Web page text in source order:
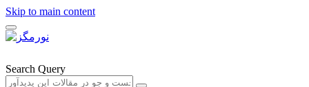
Skip to main content
Search Query